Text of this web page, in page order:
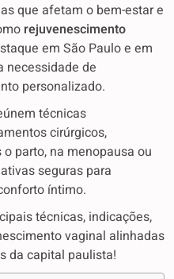
que afetam o bem-estar e
rejuvenescimento
em São Paulo e em
necessidade de
personalizado.
técnicas
cirúrgicos,
parto, na menopausa ou
seguras para
íntimo.
técnicas, indicações,
vaginal alinhadas
da capital paulista!